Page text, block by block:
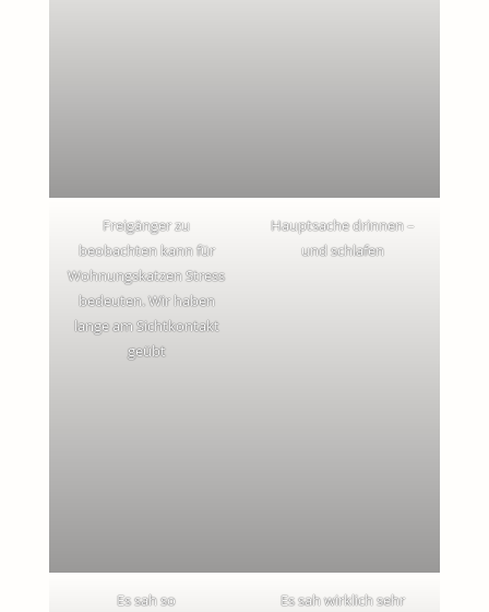
Freigänger zu
beobachten kann für
Wohnungskatzen Stress
bedeuten. Wir haben
lange am Sichtkontakt
geübt
Hauptsache drinnen –
und schlafen
Es sah so
Es sah wirklich sehr